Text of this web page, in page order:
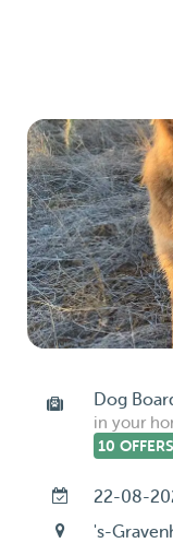
Dog
in your
10 OFFERS
22-08-
's-